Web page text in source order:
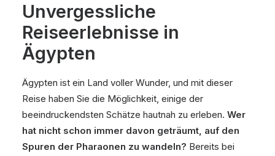
Unvergessliche
Reiseerlebnisse in
Ägypten
Ägypten ist ein Land voller Wunder, und mit dieser
Reise haben Sie die Möglichkeit, einige der
beeindruckendsten Schätze hautnah zu erleben. Wer
hat nicht schon immer davon geträumt, auf den
Spuren der Pharaonen zu wandeln? Bereits bei